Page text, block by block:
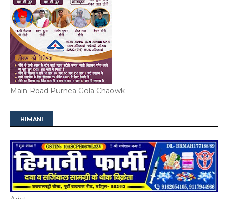
Main Road Purnea Gola Chaowk
HIMANI